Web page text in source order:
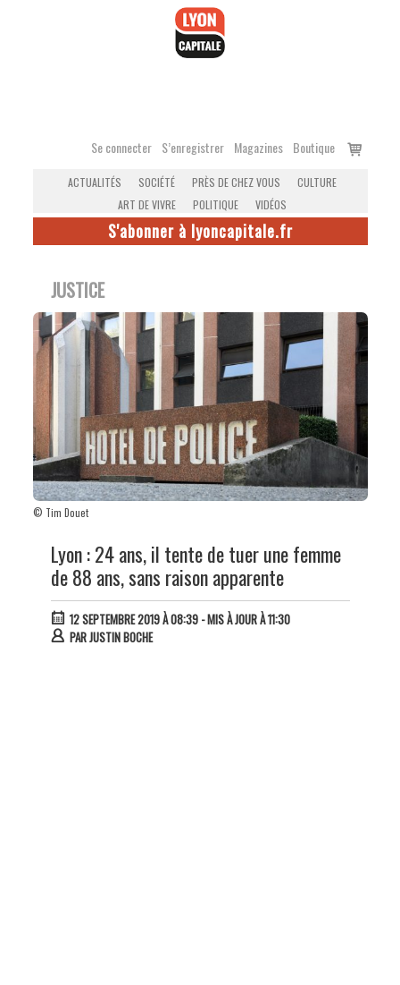
Se connecter S’enregistrer Magazines Boutique
Voir
ACTUALITÉS SOCIÉTÉ PRÈS DE CHEZ VOUS
CULTURE
ART DE VIVRE
POLITIQUE VIDÉOS
S'abonner à lyoncapitale.fr
JUSTICE
© Tim Douet
Lyon : 24 ans, il tente de tuer une femme
de 88 ans, sans raison apparente
12 SEPTEMBRE 2019 À 08:39- MIS À JOUR À 11:30
PARJUSTIN BOCHE